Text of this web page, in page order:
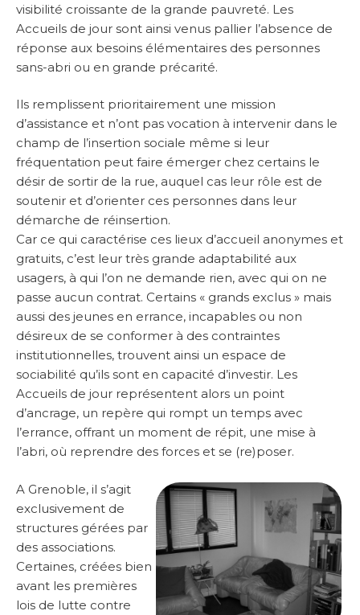
visibilité croissante de la grande pauvreté. Les
Accueils de jour sont ainsi venus pallier l’absence de
réponse aux besoins élémentaires des personnes
sans-abri ou en grande précarité.
Ils remplissent prioritairement une mission
d’assistance et n’ont pas vocation à intervenir dans le
champ de l’insertion sociale même si leur
fréquentation peut faire émerger chez certains le
désir de sortir de la rue, auquel cas leur rôle est de
soutenir et d’orienter ces personnes dans leur
démarche de réinsertion.
Car ce qui caractérise ces lieux d’accueil anonymes et
gratuits, c’est leur très grande adaptabilité aux
usagers, à qui l’on ne demande rien, avec qui on ne
passe aucun contrat. Certains « grands exclus » mais
aussi des jeunes en errance, incapables ou non
désireux de se conformer à des contraintes
institutionnelles, trouvent ainsi un espace de
sociabilité qu’ils sont en capacité d’investir. Les
Accueils de jour représentent alors un point
d’ancrage, un repère qui rompt un temps avec
l’errance, offrant un moment de répit, une mise à
l’abri, où reprendre des forces et se (re)poser.
A Grenoble, il s’agit
exclusivement de
structures gérées par
des associations.
Certaines, créées bien
avant les premières
lois de lutte contre